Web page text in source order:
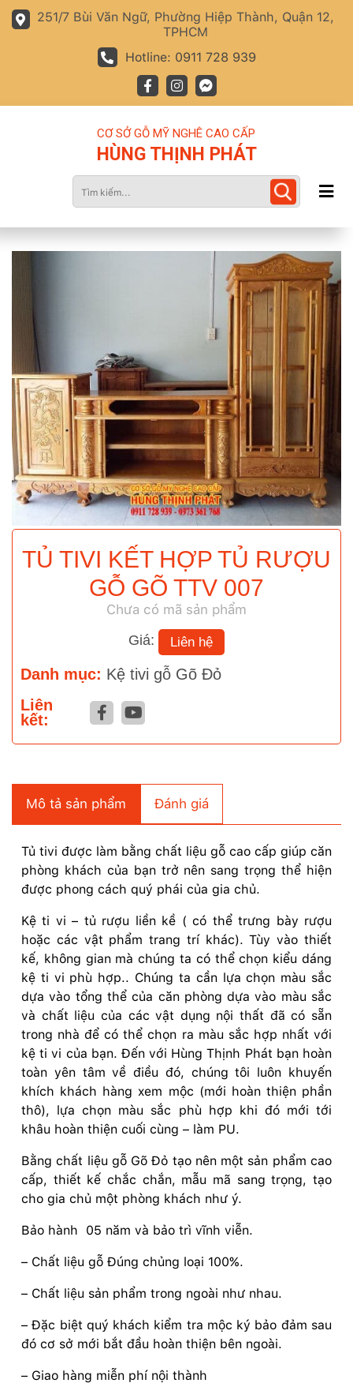
251/7 Bùi Văn Ngữ, Phường Hiệp Thành, Quận 12,
TPHCM
Hotline: 0911 728 939
CƠ SỞ GỖ MỸ NGHÊ CAO CẤP
HÙNG THỊNH PHÁT
TỦ TIVI KẾT HỢP TỦ RƯỢU
GỖ GÕ TTV 007
Chưa có mã sản phẩm
Giá:
Liên hệ
Danh mục: Kệ tivi gỗ Gõ Đỏ
Liên
kết:
Mô tả sản phẩm Đánh giá
Tủ tivi được làm bằng chất liệu gỗ cao cấp giúp căn
phòng khách của bạn trở nên sang trọng thể hiện
được phong cách quý phái của gia chủ.
Kệ ti vi – tủ rượu liền kề ( có thể trưng bày rượu
hoặc các vật phẩm trang trí khác). Tùy vào thiết
kế, không gian mà chúng ta có thể chọn kiểu dáng
kệ ti vi phù hợp.. Chúng ta cần lựa chọn màu sắc
dựa vào tổng thể của căn phòng dựa vào màu sắc
và chất liệu của các vật dụng nội thất đã có sẵn
trong nhà để có thể chọn ra màu sắc hợp nhất với
kệ ti vi của bạn. Đến với Hùng Thịnh Phát bạn hoàn
toàn yên tâm về điều đó, chúng tôi luôn khuyến
khích khách hàng xem mộc (mới hoàn thiện phần
thô), lựa chọn màu sắc phù hợp khi đó mới tới
khâu hoàn thiện cuối cùng – làm PU.
Bằng chất liệu gỗ Gõ Đỏ tạo nên một sản phẩm cao
cấp, thiết kế chắc chắn, mẫu mã sang trọng, tạo
cho gia chủ một phòng khách như ý.
Bảo hành 05 năm và bảo trì vĩnh viễn.
– Chất liệu gỗ Đúng chủng loại 100%.
– Chất liệu sản phẩm trong ngoài như nhau.
– Đặc biệt quý khách kiểm tra mộc ký bảo đảm sau
đó cơ sở mới bắt đầu hoàn thiện bên ngoài.
– Giao hàng miễn phí nội thành